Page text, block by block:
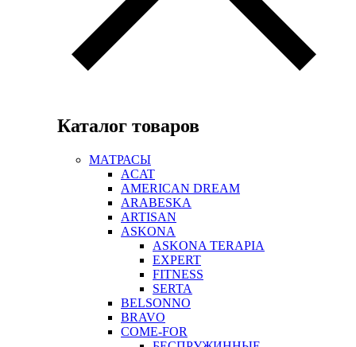
Каталог товаров
МАТРАСЫ
ACAT
AMERICAN DREAM
ARABESKA
ARTISAN
ASKONA
ASKONA TERAPIA
EXPERT
FITNESS
SERTA
BELSONNO
BRAVO
COME-FOR